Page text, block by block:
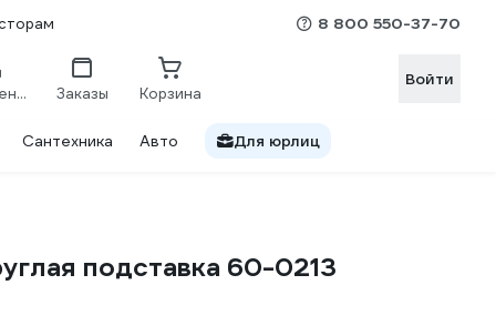
8 800 550-37-70
Сравнение Заказы Корзина
Войти
Сантехника Авто Для юрлиц
подставка 60-0213